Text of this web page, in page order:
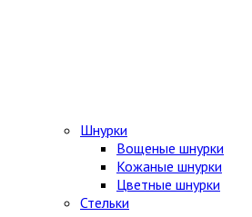
Шнурки
Вощеные шнурки
Кожаные шнурки
Цветные шнурки
Стельки